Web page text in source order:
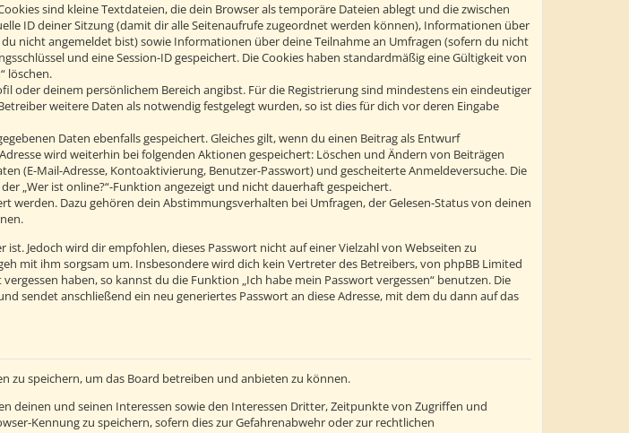
sind kleine Textdateien, die dein Browser als temporäre Dateien ablegt und die zwischen
ID deiner Sitzung (damit dir alle Seitenaufrufe zugeordnet werden können), Informationen über
nicht angemeldet bist) sowie Informationen über deine Teilnahme an Umfragen (sofern du nicht
und eine Session-ID gespeichert. Die Cookies haben standardmäßig eine Gültigkeit von
löschen.
oder deinem persönlichem Bereich angibst. Für die Registrierung sind mindestens ein eindeutiger
weitere Daten als notwendig festgelegt wurden, so ist dies für dich vor deren Eingabe
Daten ebenfalls gespeichert. Gleiches gilt, wenn du einen Beitrag als Entwurf
wird weiterhin bei folgenden Aktionen gespeichert: Löschen und Ändern von Beiträgen
(E-Mail-Adresse, Kontoaktivierung, Benutzer-Passwort) und gescheiterte Anmeldeversuche. Die
„Wer ist online?“-Funktion angezeigt und nicht dauerhaft gespeichert.
werden. Dazu gehören dein Abstimmungsverhalten bei Umfragen, der Gelesen-Status von deinen
Jedoch wird dir empfohlen, dieses Passwort nicht auf einer Vielzahl von Webseiten zu
mit ihm sorgsam um. Insbesondere wird dich kein Vertreter des Betreibers, von phpBB Limited
haben, so kannst du die Funktion „Ich habe mein Passwort vergessen“ benutzen. Die
sendet anschließend ein neu generiertes Passwort an diese Adresse, mit dem du dann auf das
zu speichern, um das Board betreiben und anbieten zu können.
deinen und seinen Interessen sowie den Interessen Dritter, Zeitpunkte von Zugriffen und
Kennung zu speichern, sofern dies zur Gefahrenabwehr oder zur rechtlichen